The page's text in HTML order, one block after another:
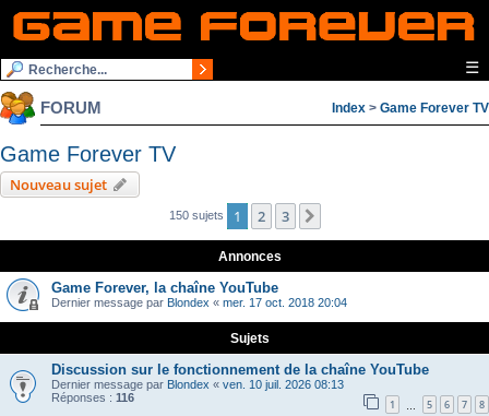
☰
FORUM Index > Game Forever TV
Game Forever TV
Nouveau sujet
150 sujets 1 2 3
Annonces
Game Forever, la chaîne YouTube
Dernier message par Blondex « mer. 17 oct. 2018 20:04
Sujets
Discussion sur le fonctionnement de la chaîne YouTube
Dernier message par Blondex « ven. 10 juil. 2026 08:13
Réponses : 116 1 5 6 7 8